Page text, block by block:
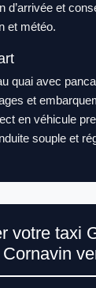
d’arrivée et
et météo.
quai avec
et
en véhicule
souple et
votre taxi